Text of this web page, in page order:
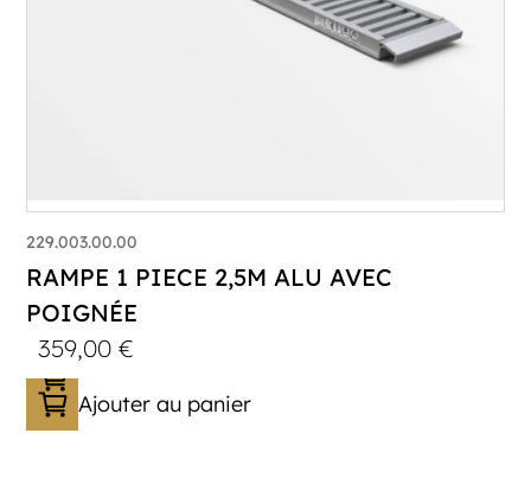
229.003.00.00
RAMPE 1 PIECE 2,5M ALU AVEC
POIGNÉE
359,00€
Ajouter au panier